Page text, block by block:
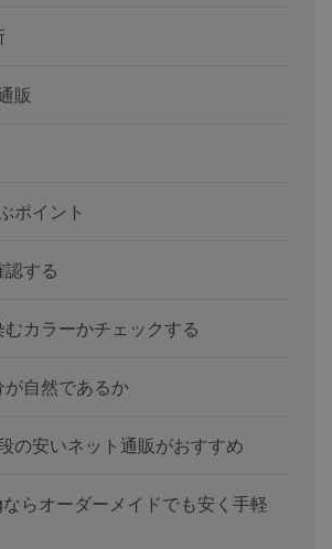
販
ポイント
する
カラーかチェックする
自然であるか
の安いネット通販がおすすめ
らオーダーメイドでも安く手軽